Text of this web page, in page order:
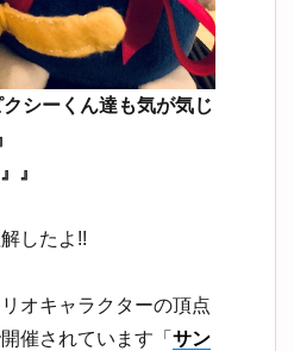
シーくん達も気が気じ
』
したよ!!
オキャラクターの頂点
催されています「 サン